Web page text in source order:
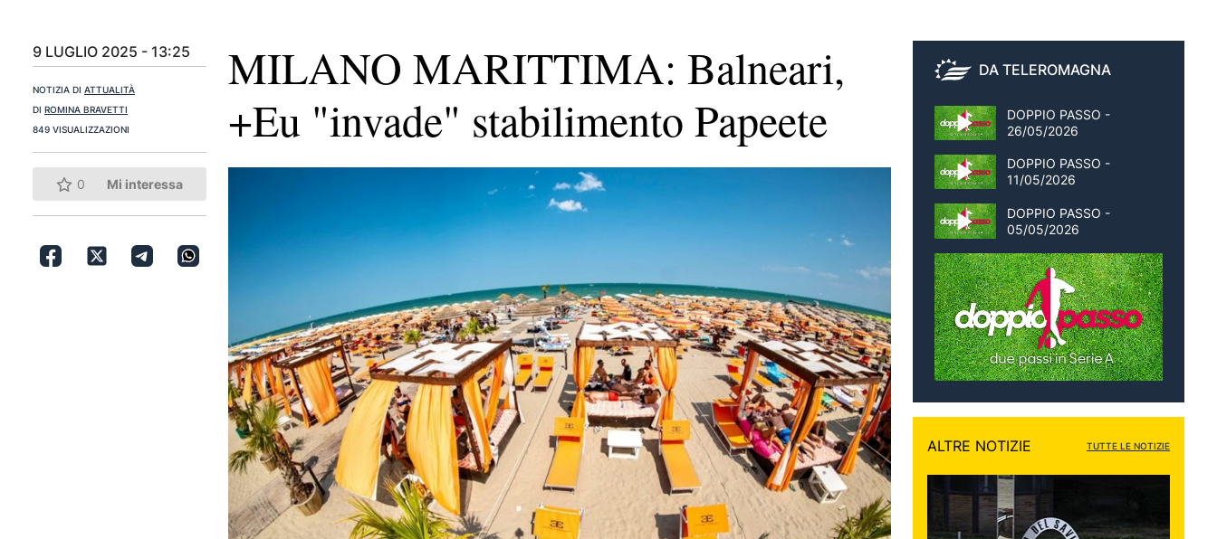
9 LUGLIO 2025 - 13:25
NOTIZIA DI ATTUALITÀ
DI ROMINA BRAVETTI
849 VISUALIZZAZIONI
0 Mi interessa
MILANO MARITTIMA: Balneari,
+Eu "invade" stabilimento Papeete
DA TELEROMAGNA
DOPPIO PASSO -
26/05/2026
DOPPIO PASSO -
11/05/2026
DOPPIO PASSO -
05/05/2026
ALTRE NOTIZIE TUTTE LE NOTIZIE